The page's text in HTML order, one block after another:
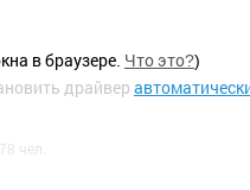
в браузере. Что это?)
драйвер
78 чел.